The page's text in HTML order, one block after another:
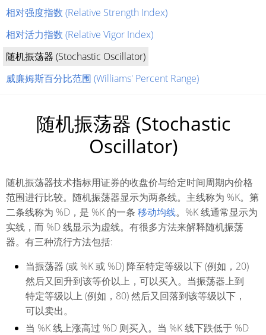
相对强度指数 (Relative Strength Index)
相对活力指数 (Relative Vigor Index)
随机振荡器 (Stochastic Oscillator)
威廉姆斯百分比范围 (Williams' Percent Range)
随机振荡器 (Stochastic
Oscillator)
随机振荡器技术指标用证券的收盘价与给定时间周期内价格
范围进行比较。随机振荡器显示为两条线。主线称为 %K。第
二条线称为 %D，是 %K 的一条 移动均线。%K 线通常显示为
实线，而 %D 线显示为虚线。有很多方法来解释随机振荡
器。有三种流行方法包括:
当振荡器 (或 %K 或 %D) 降至特定等级以下 (例如，20)
然后又回升到该等价以上，可以买入。当振荡器上到
特定等级以上 (例如，80) 然后又回落到该等级以下，
可以卖出。
当 %K 线上涨高过 %D 则买入。当 %K 线下跌低于 %D